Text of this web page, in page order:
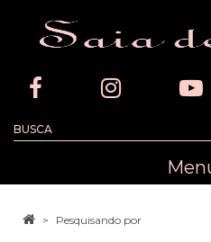
Pesquisando por